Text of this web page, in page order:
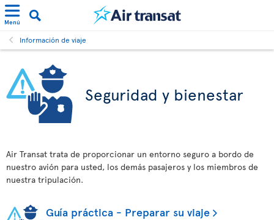
Menú
Información de viaje
Seguridad y bienestar
Air Transat trata de proporcionar un entorno seguro a bordo de
nuestro avión para usted, los demás pasajeros y los miembros de
nuestra tripulación.
Guía práctica - Preparar su viaje